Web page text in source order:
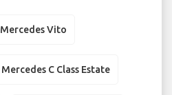
Mercedes Vito
Mercedes C Class Estate